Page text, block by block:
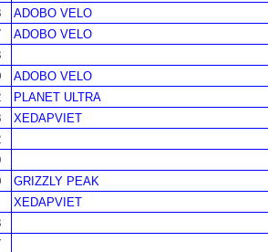
ADOBO VELO
ADOBO VELO
ADOBO VELO
PLANET ULTRA
XEDAPVIET
GRIZZLY PEAK
XEDAPVIET